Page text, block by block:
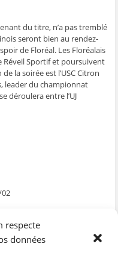
respecte
données
) e
n
ê
t
r
e
)
du titre, n’a pas tremblé
seront bien au rendez-
de Floréal. Les Floréalais
Sportif et poursuivent
la soirée est l’USC Citron
leader du championnat
déroulera entre l’UJ
: 19 – 34